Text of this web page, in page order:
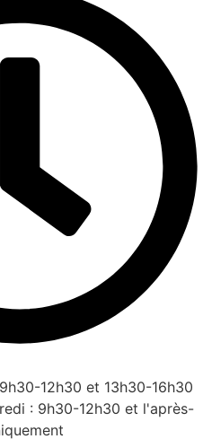
12h30 et 13h30-16h30
: 9h30-12h30 et l'après-